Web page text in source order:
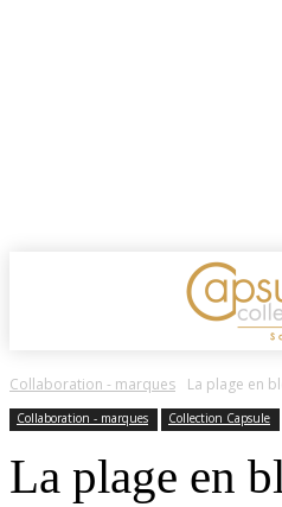
Collaboration - marques La plage en
Collaboration - marques Collection Capsule
La plage en